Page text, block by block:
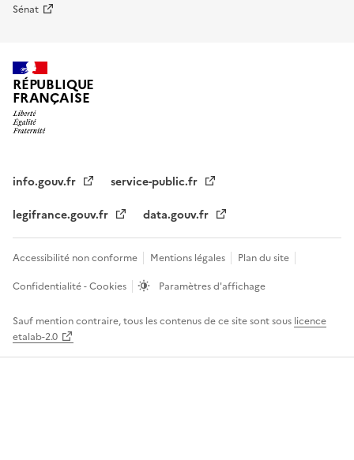
Sénat
RÉPUBLIQUE
FRANÇAISE
info.gouv.fr
service-public.fr
legifrance.gouv.fr
data.gouv.fr
Accessibilité non conforme Mentions légales
Plan du site
Confidentialité - Cookies
Paramètres d'affichage
Sauf mention contraire, tous les contenus de ce site sont sous licence
etalab-2.0